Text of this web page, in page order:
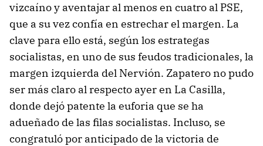
vizcaíno y aventajar al menos en cuatro al PSE,
que a su vez confía en estrechar el margen. La
clave para ello está, según los estrategas
socialistas, en uno de sus feudos tradicionales, la
margen izquierda del Nervión. Zapatero no pudo
ser más claro al respecto ayer en La Casilla,
donde dejó patente la euforia que se ha
adueñado de las filas socialistas. Incluso, se
congratuló por anticipado de la victoria de